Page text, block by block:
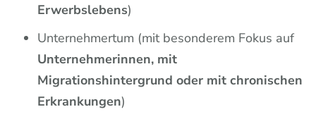
Erwerbslebens)
Unternehmertum (mit besonderem Fokus auf
Unternehmerinnen, mit
Migrationshintergrund oder mit chronischen
Erkrankungen)